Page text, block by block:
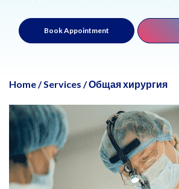
Book Appointment
Home/Services /Общая хирургия